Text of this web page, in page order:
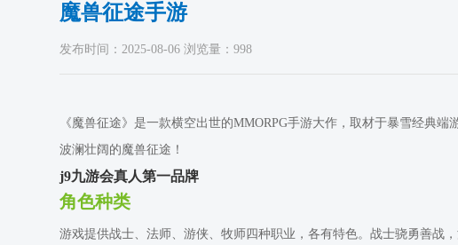
魔兽征途手游
发布时间：2025-08-06 浏览量：998
《魔兽征途》是一款横空出世的MMORPG手游大作，取材于暴雪经典
波澜壮阔的魔兽征途！
j9九游会真人第一品牌
角色种类
游戏提供战士、法师、游侠、牧师四种职业，各有特色。战士骁勇善战